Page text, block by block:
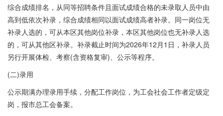
综合成绩排名，从同等招聘条件且面试成绩合格的未录取人员中由
高到低依次补录，综合成绩相同以面试成绩高者补录。同一岗位无
补录人选的，可从本区其他岗位补录，本区其他岗位也无补录人选
的，可从其他区补录。补录截止时间为2026年12月1日，补录人员
另行开展体检、考察(含资格复审)、公示等程序。
(二)录用
公示期满办理录用手续，分配工作岗位，为工会社会工作者定级定
岗，报市总工会备案。